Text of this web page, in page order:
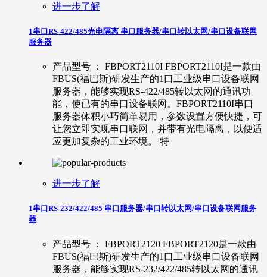
进一步了解
1串口RS-422/485光电隔离 串口服务器/串口转以太网/串口设备联网
服务器
产品型号 ： FBPORT2110I FBPORT2110I是一款由
FBUS(福巴斯)研发生产的1口工业级串口设备联网
服务器，能够实现RS-422/485转以太网的通讯功
能，使已有的串口设备联网。FBPORT2110I串口
服务器体积小巧简单易用，参数设置方便快捷，可
让您立即实现串口联网，并带有光电隔离，以便适
应更加复杂的工业环境。 特
进一步了解
1串口RS-232/422/485 串口服务器/串口转以太网/串口设备联网服务
器
产品型号 ： FBPORT2120 FBPORT2120是一款由
FBUS(福巴斯)研发生产的1口工业级串口设备联网
服务器，能够实现RS-232/422/485转以太网的通讯